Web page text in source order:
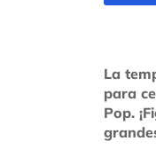
La
para
Pop.